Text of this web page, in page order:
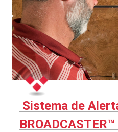
Sistema de